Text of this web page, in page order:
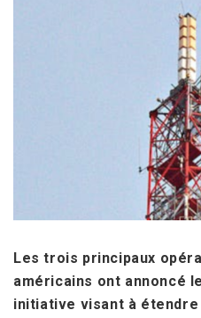
Les trois principaux
américains ont annoncé
initiative visant à